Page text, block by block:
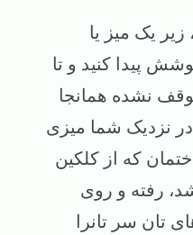
یک میز یا
پیدا کنید و تا
نشده همانجا
نزدیک شما میزی
که از کلکین
رفته و روی
تان سر تانرا